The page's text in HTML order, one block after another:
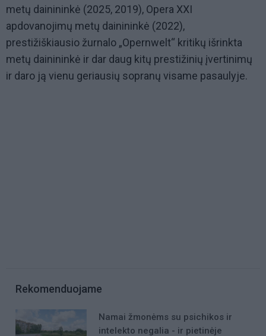
metų dainininkė (2025, 2019), Opera XXI
apdovanojimų metų dainininkė (2022),
prestižiškiausio žurnalo „Opernwelt“ kritikų išrinkta
metų dainininkė ir dar daug kitų prestižinių įvertinimų
ir daro ją vienu geriausių sopranų visame pasaulyje.
Rekomenduojame
Namai žmonėms su psichikos ir
intelekto negalia - ir pietinėje